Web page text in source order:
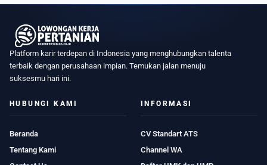
Platform karir terdepan di Indonesia yang menghubungkan talenta
terbaik dengan perusahaan impian. Temukan jalan menuju
suksesmu hari ini.
HUBUNGI KAMI
Beranda
Tentang Kami
INFORMASI
CV Standart ATS
Channel WA